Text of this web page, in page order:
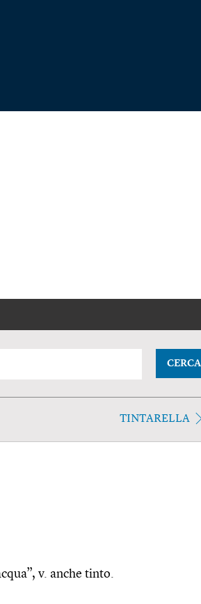
CERCA
TINTARELLA
v. anche tinto.